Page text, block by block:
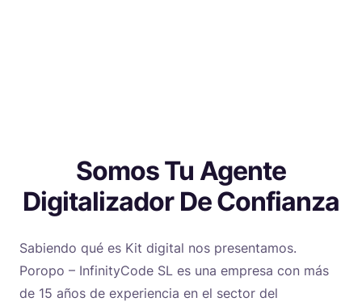
Somos Tu Agente
Digitalizador De Confianza
Sabiendo qué es Kit digital nos presentamos.
Poropo – InfinityCode SL es una empresa con más
de 15 años de experiencia en el sector del